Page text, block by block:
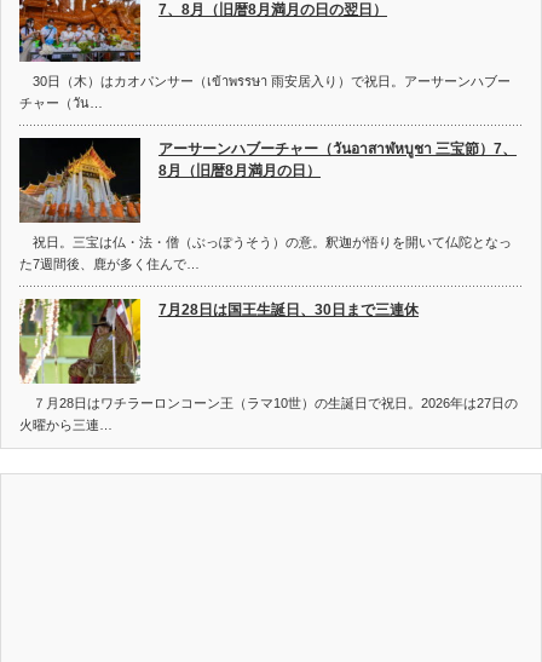
7、8月（旧暦8月満月の日の翌日）
30日（木）はカオパンサー（เข้าพรรษา 雨安居入り）で祝日。アーサーンハブー
チャー（วัน…
アーサーンハブーチャー（วันอาสาฬหบูชา 三宝節）7、
8月（旧暦8月満月の日）
祝日。三宝は仏・法・僧（ぶっぽうそう）の意。釈迦が悟りを開いて仏陀となっ
た7週間後、鹿が多く住んで…
7月28日は国王生誕日、30日まで三連休
７月28日はワチラーロンコーン王（ラマ10世）の生誕日で祝日。2026年は27日の
火曜から三連…